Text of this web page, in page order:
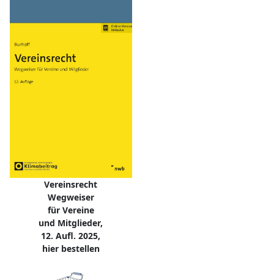
Vereinsrecht
Wegweiser
für Vereine
und Mitglieder,
12. Aufl. 2025,
hier bestellen